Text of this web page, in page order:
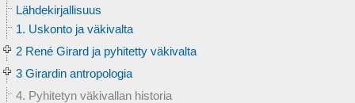
Lähdekirjallisuus
1. Uskonto ja väkivalta
2 René Girard ja pyhitetty väkivalta
3 Girardin antropologia
4. Pyhitetyn väkivallan historia